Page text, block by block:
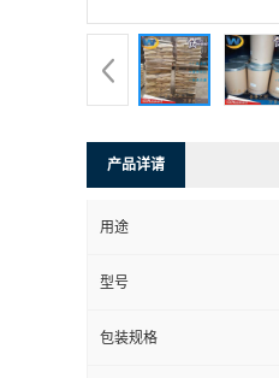
产品详请
用途
型号
包装规格